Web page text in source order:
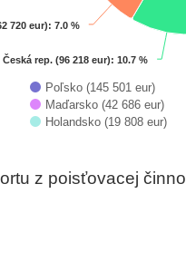
Česká rep. (96 218 eur): 10.7 %
Česká rep. (96 218 eur): 10.7 %
720 eur): 7.0 %
720 eur): 7.0 %
Poľsko (145 501 eur)
Maďarsko (42 686 eur)
Holandsko (19 808 eur)
z poisťovacej